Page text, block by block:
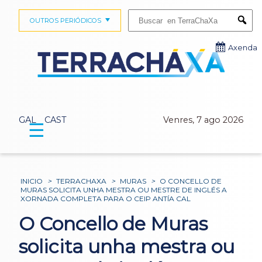
GAL CAST Venres, 7 ago 2026
OUTROS PERIÓDICOS
Axenda
☰
INICIO > TERRACHAXA > MURAS > O CONCELLO DE
MURAS SOLICITA UNHA MESTRA OU MESTRE DE INGLÉS A
XORNADA COMPLETA PARA O CEIP ANTÍA CAL
O Concello de Muras
solicita unha mestra ou